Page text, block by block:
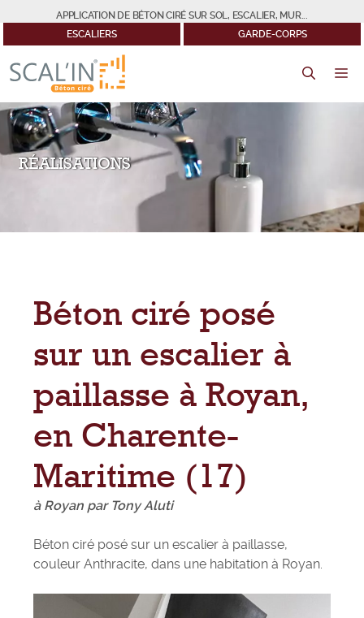
au
contenu
APPLICATION DE BÉTON CIRÉ SUR SOL, ESCALIER, MUR...
ESCALIERS
GARDE-CORPS
RÉALISATIONS
Béton ciré posé
sur un escalier à
paillasse à Royan,
en Charente-
Maritime (17)
à Royan par Tony Aluti
Béton ciré posé sur un escalier à paillasse,
couleur Anthracite, dans une habitation à Royan.